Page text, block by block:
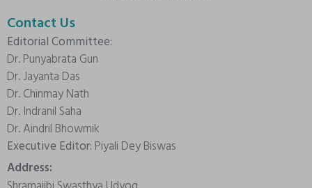
Contact Us
Editorial Committee:
Dr. Punyabrata Gun
Dr. Jayanta Das
Dr. Chinmay Nath
Dr. Indranil Saha
Dr. Aindril Bhowmik
Executive Editor: Piyali Dey Biswas
Address: